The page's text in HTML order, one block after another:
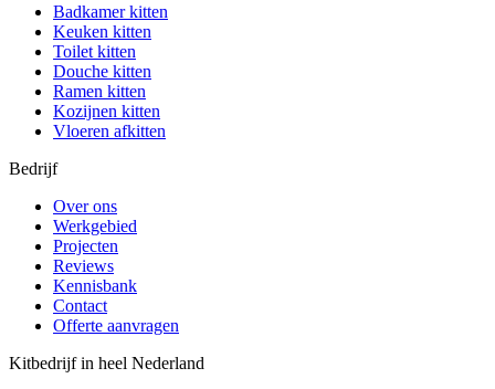
Badkamer kitten
Keuken kitten
Toilet kitten
Douche kitten
Ramen kitten
Kozijnen kitten
Vloeren afkitten
Bedrijf
Over ons
Werkgebied
Projecten
Reviews
Kennisbank
Contact
Offerte aanvragen
Kitbedrijf in heel Nederland